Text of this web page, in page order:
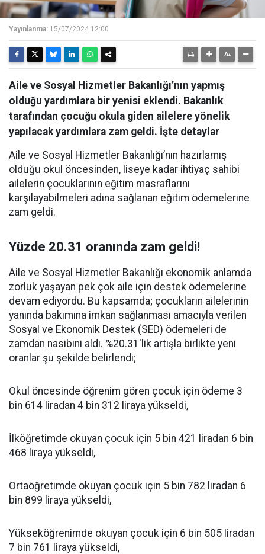
Yayınlanma: 15/07/2024 12:00
Aile ve Sosyal Hizmetler Bakanlığı’nın yapmış
olduğu yardımlara bir yenisi eklendi. Bakanlık
tarafından çocuğu okula giden ailelere yönelik
yapılacak yardımlara zam geldi. İşte detaylar
Aile ve Sosyal Hizmetler Bakanlığı’nın hazırlamış
olduğu okul öncesinden, liseye kadar ihtiyaç sahibi
ailelerin çocuklarının eğitim masraflarını
karşılayabilmeleri adına sağlanan eğitim ödemelerine
zam geldi.
Yüzde 20.31 oranında zam geldi!
Aile ve Sosyal Hizmetler Bakanlığı ekonomik anlamda
zorluk yaşayan pek çok aile için destek ödemelerine
devam ediyordu. Bu kapsamda; çocukların ailelerinin
yanında bakımına imkan sağlanması amacıyla verilen
Sosyal ve Ekonomik Destek (SED) ödemeleri de
zamdan nasibini aldı. %20.31'lik artışla birlikte yeni
oranlar şu şekilde belirlendi;
Okul öncesinde öğrenim gören çocuk için ödeme 3
bin 614 liradan 4 bin 312 liraya yükseldi,
İlköğretimde okuyan çocuk için 5 bin 421 liradan 6 bin
468 liraya yükseldi,
Ortaöğretimde okuyan çocuk için 5 bin 782 liradan 6
bin 899 liraya yükseldi,
Yükseköğrenimde okuyan çocuk için 6 bin 505 liradan
7 bin 761 liraya yükseldi,